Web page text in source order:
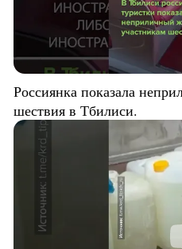
Россиянка показала
шествия в Тбилиси.